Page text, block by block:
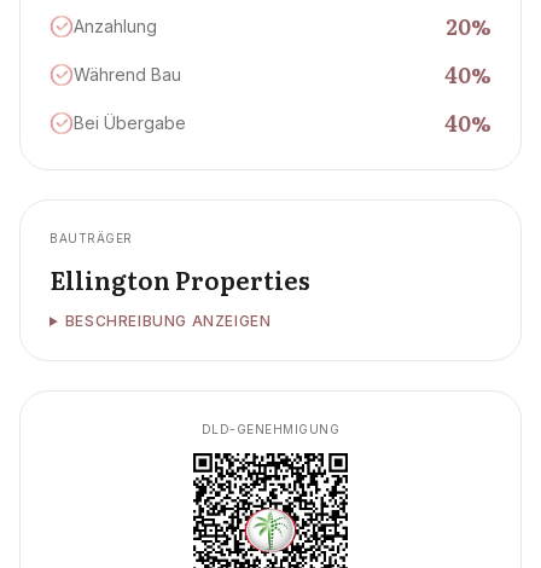
Anzahlung 20%
Während Bau 40%
Bei Übergabe 40%
BAUTRÄGER
Ellington Properties
BESCHREIBUNG ANZEIGEN
DLD-GENEHMIGUNG